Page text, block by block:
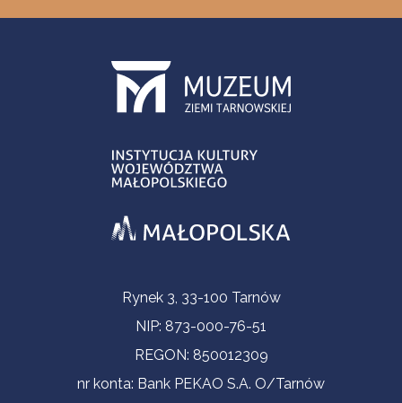
Informacje kontaktoweRynek 3, 33-100 Tarnów
NIP: 873-000-76-51
REGON: 850012309
nr konta: Bank PEKAO S.A. O/Tarnów